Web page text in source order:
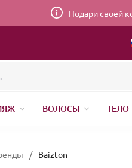
Подари своей
ВОЛОСЫ ТЕЛО
/ Baizton